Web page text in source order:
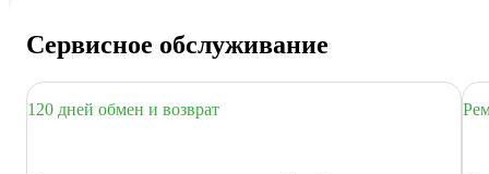
Сервисное обслуживание
120 дней обмен и возврат